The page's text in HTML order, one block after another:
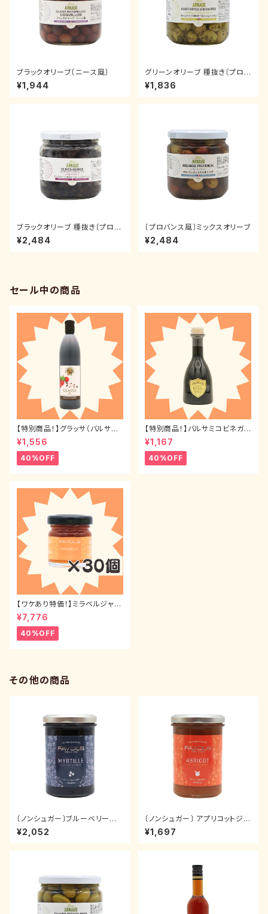
ブラックオリーブ〔ニース風〕
¥1,944
グリーンオリーブ 種抜き〔プロバ
ンスのハーブ入り〕
¥1,836
ブラックオリーブ 種抜き〔プロバ
ンスのタイム入り〕
¥2,484
〔プロバンス風〕ミックスオリーブ
¥2,484
セール中の商品
【特別商品！】グラッサ（バルサミ
コクリーム）500ml
¥1,556
40%OFF
【特別商品！】バルサミコビネガ
ー インヴェッキアート3年物 25
0ml
¥1,167
40%OFF
【ワケあり特価！】ミラベルジャム
（ミニサイズ） 42g 30本セット
¥7,776
40%OFF
その他の商品
〔ノンシュガー〕ブルーベリージ
ャム
¥2,052
〔ノンシュガー〕 アプリコットジャ
ム
¥1,697